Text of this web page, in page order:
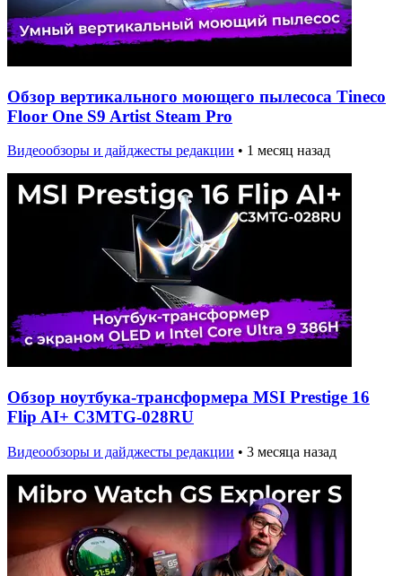
Обзор вертикального моющего пылесоса Tineco
Floor One S9 Artist Steam Pro
Видеообзоры и дайджесты редакции • 1 месяц назад
Обзор ноутбука-трансформера MSI Prestige 16
Flip AI+ C3MTG-028RU
Видеообзоры и дайджесты редакции • 3 месяца назад